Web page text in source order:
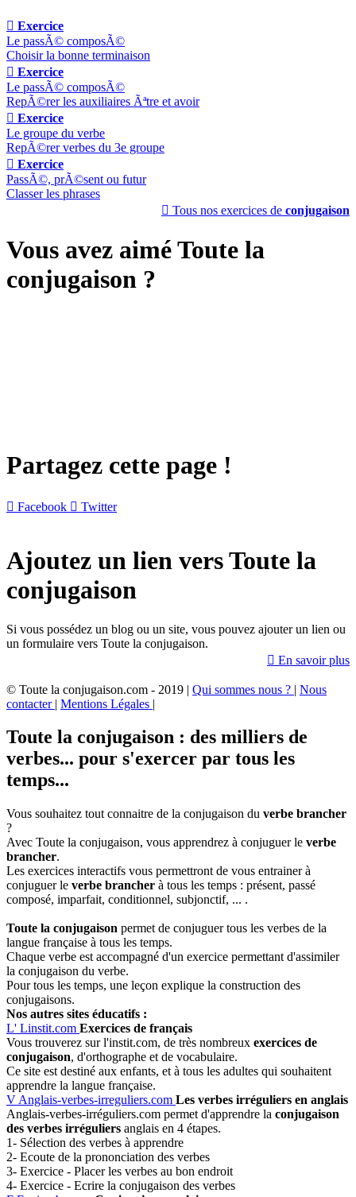
 Exercice
Le passÃ© composÃ©
Choisir la bonne terminaison
 Exercice
Le passÃ© composÃ©
RepÃ©rer les auxiliaires Ãªtre et avoir
 Exercice
Le groupe du verbe
RepÃ©rer verbes du 3e groupe
 Exercice
PassÃ©, prÃ©sent ou futur
Classer les phrases
 Tous nos exercices de conjugaison
Vous avez aimé Toute la
conjugaison ?
Partagez cette page !
 Facebook  Twitter
Ajoutez un lien vers Toute la
conjugaison
Si vous possédez un blog ou un site, vous pouvez ajouter un lien ou
un formulaire vers Toute la conjugaison.
 En savoir plus
© Toute la conjugaison.com - 2019 | Qui sommes nous ? | Nous
contacter | Mentions Légales |
Toute la conjugaison : des milliers de
verbes... pour s'exercer par tous les
temps...
Vous souhaitez tout connaitre de la conjugaison du verbe brancher
?
Avec Toute la conjugaison, vous apprendrez à conjuguer le verbe
brancher.
Les exercices interactifs vous permettront de vous entrainer à
conjuguer le verbe brancher à tous les temps : présent, passé
composé, imparfait, conditionnel, subjonctif, ... .
Toute la conjugaison permet de conjuguer tous les verbes de la
langue française à tous les temps.
Chaque verbe est accompagné d'un exercice permettant d'assimiler
la conjugaison du verbe.
Pour tous les temps, une leçon explique la construction des
conjugaisons.
Nos autres sites éducatifs :
L' Linstit.com Exercices de français
Vous trouverez sur l'instit.com, de très nombreux exercices de
conjugaison, d'orthographe et de vocabulaire.
Ce site est destiné aux enfants, et à tous les adultes qui souhaitent
apprendre la langue française.
V Anglais-verbes-irreguliers.com Les verbes irréguliers en anglais
Anglais-verbes-irréguliers.com permet d'apprendre la conjugaison
des verbes irréguliers anglais en 4 étapes.
1- Sélection des verbes à apprendre
2- Ecoute de la prononciation des verbes
3- Exercice - Placer les verbes au bon endroit
4- Exercice - Ecrire la conjugaison des verbes